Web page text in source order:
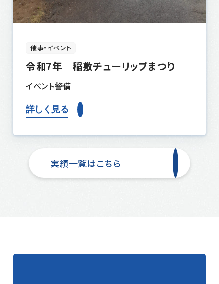
催事・イベント
令和7年 稲敷チューリップまつり
イベント警備
詳しく見る
実績一覧はこちら